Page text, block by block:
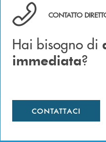
Hai bisogno di
CONTATTO
Hai bisogno di
immediata?
CONTATTACI